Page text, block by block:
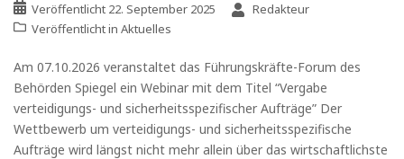
Veröffentlicht 22. September 2025
Redakteur
Veröffentlicht in Aktuelles
Am 07.10.2026 veranstaltet das Führungskräfte-Forum des
Behörden Spiegel ein Webinar mit dem Titel “Vergabe
verteidigungs- und sicherheitsspezifischer Aufträge” Der
Wettbewerb um verteidigungs- und sicherheitsspezifische
Aufträge wird längst nicht mehr allein über das wirtschaftlichste